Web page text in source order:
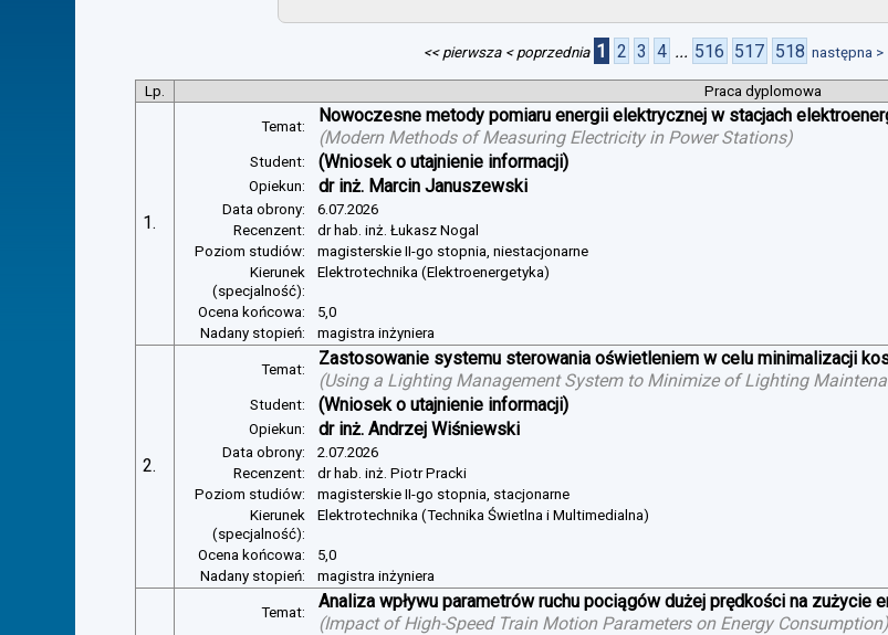
<< pierwsza < poprzednia 1 2 3 4 ... 516 517 518 następna >
Lp. Praca dyplomowa
1.
Temat:
Nowoczesne metody pomiaru energii elektrycznej w stacjach
(Modern Methods of Measuring Electricity in Power Stations)
Student: (Wniosek o utajnienie informacji)
Opiekun: dr inż. Marcin Januszewski
Data obrony:
6.07.2026
Recenzent:
dr hab. inż. Łukasz Nogal
Poziom studiów:
magisterskie II-go stopnia, niestacjonarne
Kierunek
(specjalność):
Elektrotechnika (Elektroenergetyka)
Ocena końcowa:
5,0
Nadany stopień:
magistra inżyniera
2.
Temat:
Zastosowanie systemu sterowania oświetleniem w celu minimalizacji
(Using a Lighting Management System to Minimize of Lighting
Student: (Wniosek o utajnienie informacji)
Opiekun: dr inż. Andrzej Wiśniewski
Data obrony:
2.07.2026
Recenzent:
dr hab. inż. Piotr Pracki
Poziom studiów:
magisterskie II-go stopnia, stacjonarne
Kierunek
(specjalność):
Elektrotechnika (Technika Świetlna i Multimedialna)
Ocena końcowa:
5,0
Nadany stopień:
magistra inżyniera
Temat:
Analiza wpływu parametrów ruchu pociągów dużej prędkości na zużycie
(Impact of High-Speed Train Motion Parameters on Energy Consumption)